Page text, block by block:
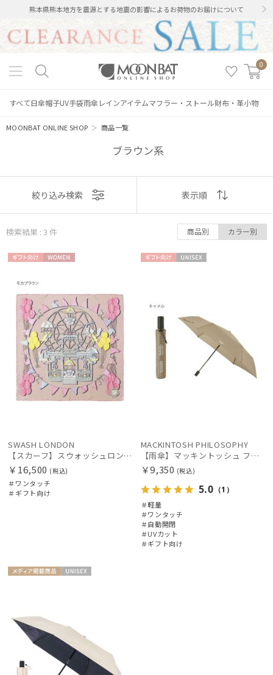
熊本県熊本地方を震源とする地震の影響によるお荷物のお届けについて
0
すべて日傘帽子UV手袋雨傘 レインアイテムマフラー・ストール財布・革小物
MOONBAT ONLINE SHOP ＞商品一覧
ブラウン系
絞り込み
レディース
カテゴリー
ブランド
カラー
販売状況
入荷状況
表示
おすすめ
価格の高い
順
価格の低い
順
人気順
売上点数順
絞り込み検索 表示順
検索結果 : 3 件 商品別 カラー別
向け
SWASH LONDON
【スカーフ】スウォッシュロンドン (SWASH LONDON) Ferris Flight 68*68 シルク 日本製
￥16,500 (税込)
＃ワンタッチ
＃ギフト向け
MACKINTOSH PHILOSOPHY
【雨傘】マッキントッシュ フィロソフィー (MACKINTOSH PHILOSOPHY) Birbrella AUTO-JUMP バーブレラ 自動開閉 折りたたみ
￥9,350 (税込)
5.0 （1）
＃軽量
＃ワンタッチ
＃自動開閉
＃UVカット
＃ギフト向け